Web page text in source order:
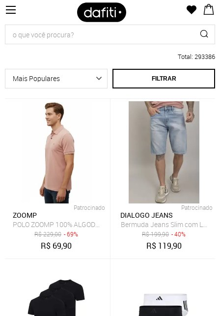
Total: 293386
FILTRAR
Patrocinado
ZOOMP
POLO ZOOMP 100% ALGODÃO
R$229,00 - 69%
R$ 69,90
Patrocinado
DIALOGO JEANS
Bermuda Jeans Slim com
R$199,90 - 40%
R$ 119,90